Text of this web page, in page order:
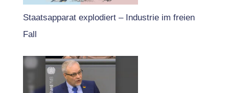
Staatsapparat explodiert – Industrie im freien
Fall